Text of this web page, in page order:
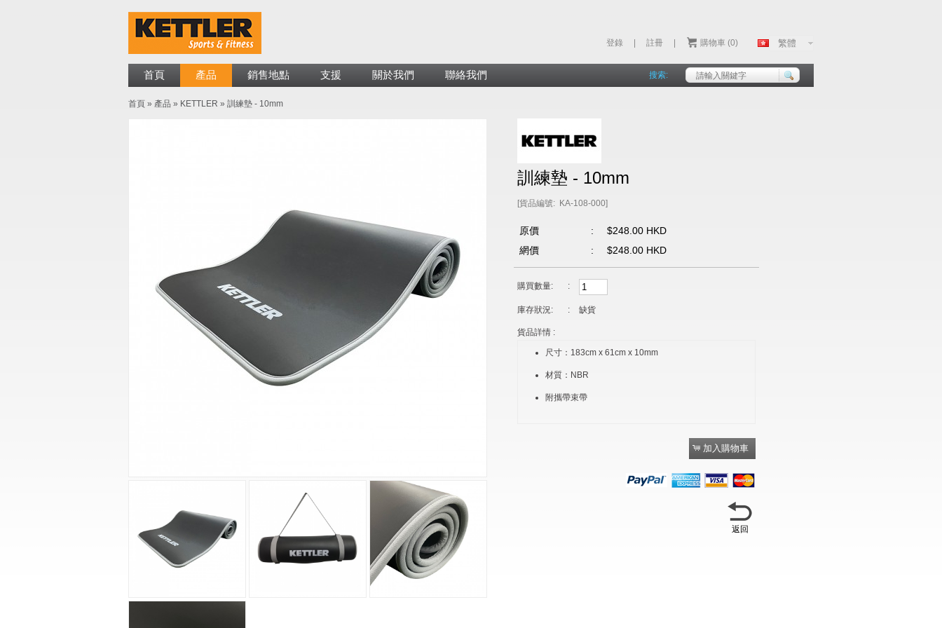
購物車 (0)
登錄 註冊
首頁 產品 銷售地點 支援 關於我們 聯絡我們 搜索:
首頁 » 產品 » KETTLER » 訓練墊 - 10mm
訓練墊 - 10mm
[貨品編號: KA-108-000]
原價 :
$248.00 HKD
網價
: $248.00 HKD
購買數量: :
庫存狀況: : 缺貨
貨品詳情 :
尺寸：183cm x 61cm x 10mm
材質：NBR
附攜帶束帶
返回